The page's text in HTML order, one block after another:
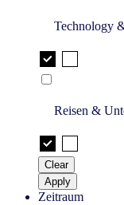
Technology
Reisen &
Clear
Apply
Zeitraum